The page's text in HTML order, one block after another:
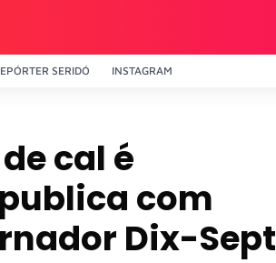
SERIDÓ INSTAGRAM
cal é
com
Dix-Sept